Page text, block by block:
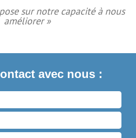
sur notre capacité à nous
améliorer »
avec nous :